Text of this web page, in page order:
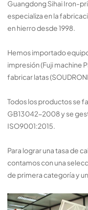
Guangdong Sihai Iron-
especializa en la
en hierro desde 1998.
Hemos importado
impresión (Fuji machine
fabricar latas
Todos los productos se
GB13042-2008 y se
ISO9001:2015.
Para lograr una tasa de
contamos con una
de primera categoría y